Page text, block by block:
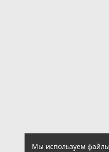
Мы используем